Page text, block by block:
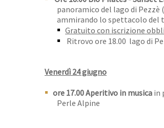
panoramico del lago di Pezzè
ammirando lo spettacolo
Gratuito con iscrizione
Ritrovo ore 18.00 lago di
Venerdì 24 giugno
ore 17.00Aperitivo in musica in
Perle Alpine